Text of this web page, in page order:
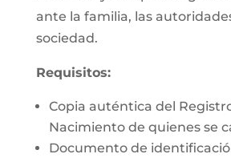
ante la familia, las
sociedad.
Requisitos:
Copia auténtica del
Nacimiento de quienes se
Documento de